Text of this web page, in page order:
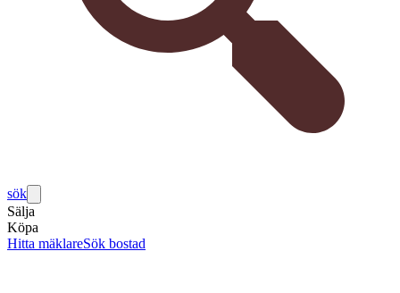
sök
Sälja
Köpa
Hitta mäklareSök bostad